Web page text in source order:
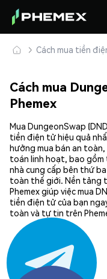
Cách mua tiền
Cách mua
Phemex
Mua DungeonSwap
tiền điện tử hiệu quả
hưởng mua bán an
toán linh hoạt, bao gồm
nhà cung cấp bên thứ
toàn thế giới. Nền tảng
Phemex giúp việc mua
tiền điện tử của bạn
toàn và tự tin trên